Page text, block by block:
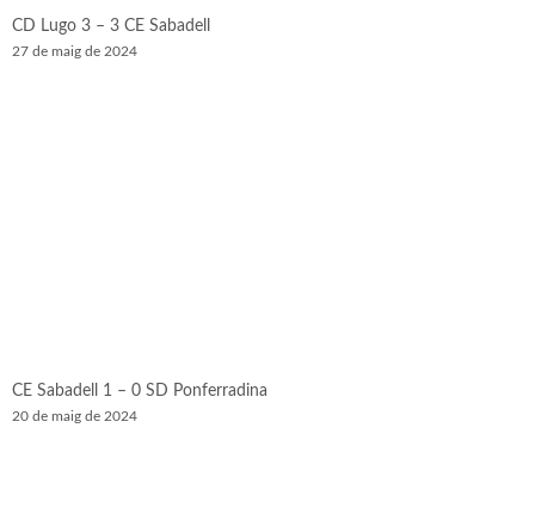
CD Lugo 3 – 3 CE Sabadell
27 de maig de 2024
CE Sabadell 1 – 0 SD Ponferradina
20 de maig de 2024